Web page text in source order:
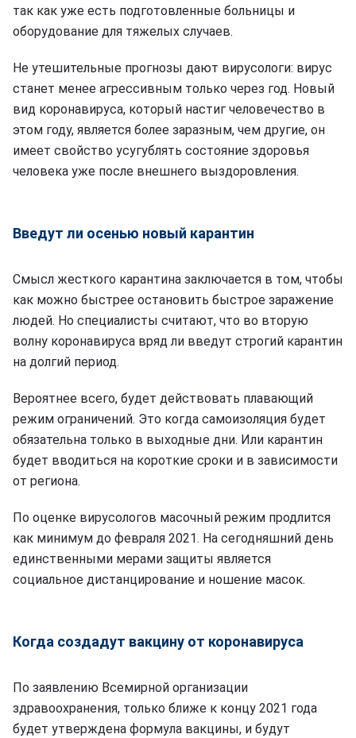
так как уже есть подготовленные больницы и
оборудование для тяжелых случаев.
Не утешительные прогнозы дают вирусологи: вирус
станет менее агрессивным только через год. Новый
вид коронавируса, который настиг человечество в
этом году, является более заразным, чем другие, он
имеет свойство усугублять состояние здоровья
человека уже после внешнего выздоровления.
Введут ли осенью новый карантин
Смысл жесткого карантина заключается в том, чтобы
как можно быстрее остановить быстрое заражение
людей. Но специалисты считают, что во вторую
волну коронавируса вряд ли введут строгий карантин
на долгий период.
Вероятнее всего, будет действовать плавающий
режим ограничений. Это когда самоизоляция будет
обязательна только в выходные дни. Или карантин
будет вводиться на короткие сроки и в зависимости
от региона.
По оценке вирусологов масочный режим продлится
как минимум до февраля 2021. На сегодняшний день
единственными мерами защиты является
социальное дистанцирование и ношение масок.
Когда создадут вакцину от коронавируса
По заявлению Всемирной организации
здравоохранения, только ближе к концу 2021 года
будет утверждена формула вакцины, и будут